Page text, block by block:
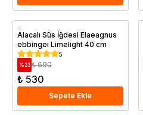
Saksıda
Alacalı Süs İğdesi Elaeagnus
ebbingei Limelight 40 cm
5
%23 ₺ 690
₺ 530
Sepete Ekle